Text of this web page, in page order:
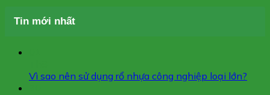
Tin mới nhất
Vì sao nên sử dụng rổ nhựa công nghiệp loại lớn?